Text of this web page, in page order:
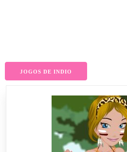
JOGOS DE INDIO